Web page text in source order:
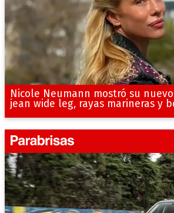
Nicole Neumann mostró su
jean wide leg, rayas marineras y